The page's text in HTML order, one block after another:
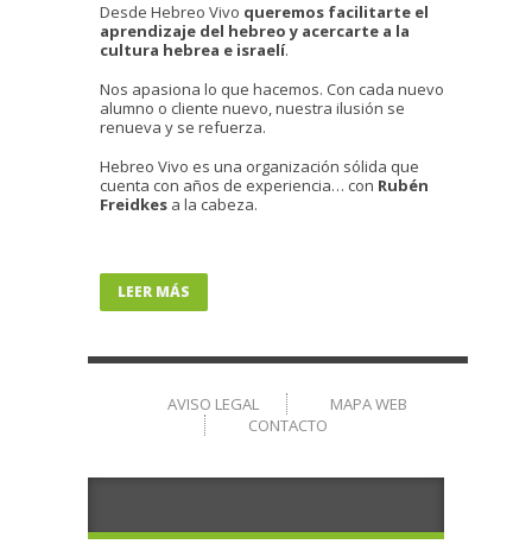
Desde Hebreo Vivo queremos facilitarte el
aprendizaje del hebreo y acercarte a la
cultura hebrea e israelí.
Nos apasiona lo que hacemos. Con cada nuevo
alumno o cliente nuevo, nuestra ilusión se
renueva y se refuerza.
Hebreo Vivo es una organización sólida que
cuenta con años de experiencia… con Rubén
Freidkes a la cabeza.
LEER MÁS
AVISO LEGAL
MAPA WEB
CONTACTO